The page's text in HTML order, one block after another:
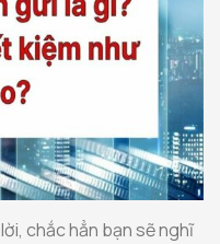
chắc hẳn bạn sẽ nghĩ